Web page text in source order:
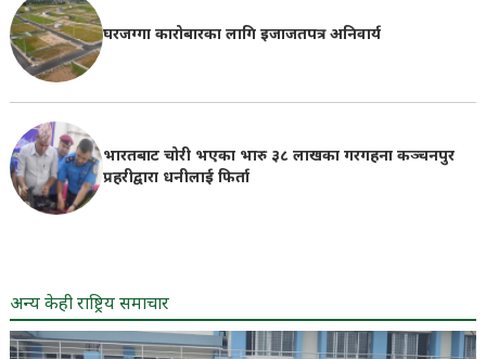
घरजग्गा कारोबारका लागि इजाजतपत्र अनिवार्य
भारतबाट चोरी भएका भारु ३८ लाखका गरगहना कञ्चनपुर
प्रहरीद्वारा धनीलाई फिर्ता
अन्य केही राष्ट्रिय समाचार